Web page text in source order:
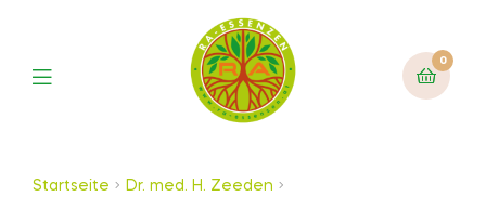
0
Startseite
Dr. med. H. Zeeden